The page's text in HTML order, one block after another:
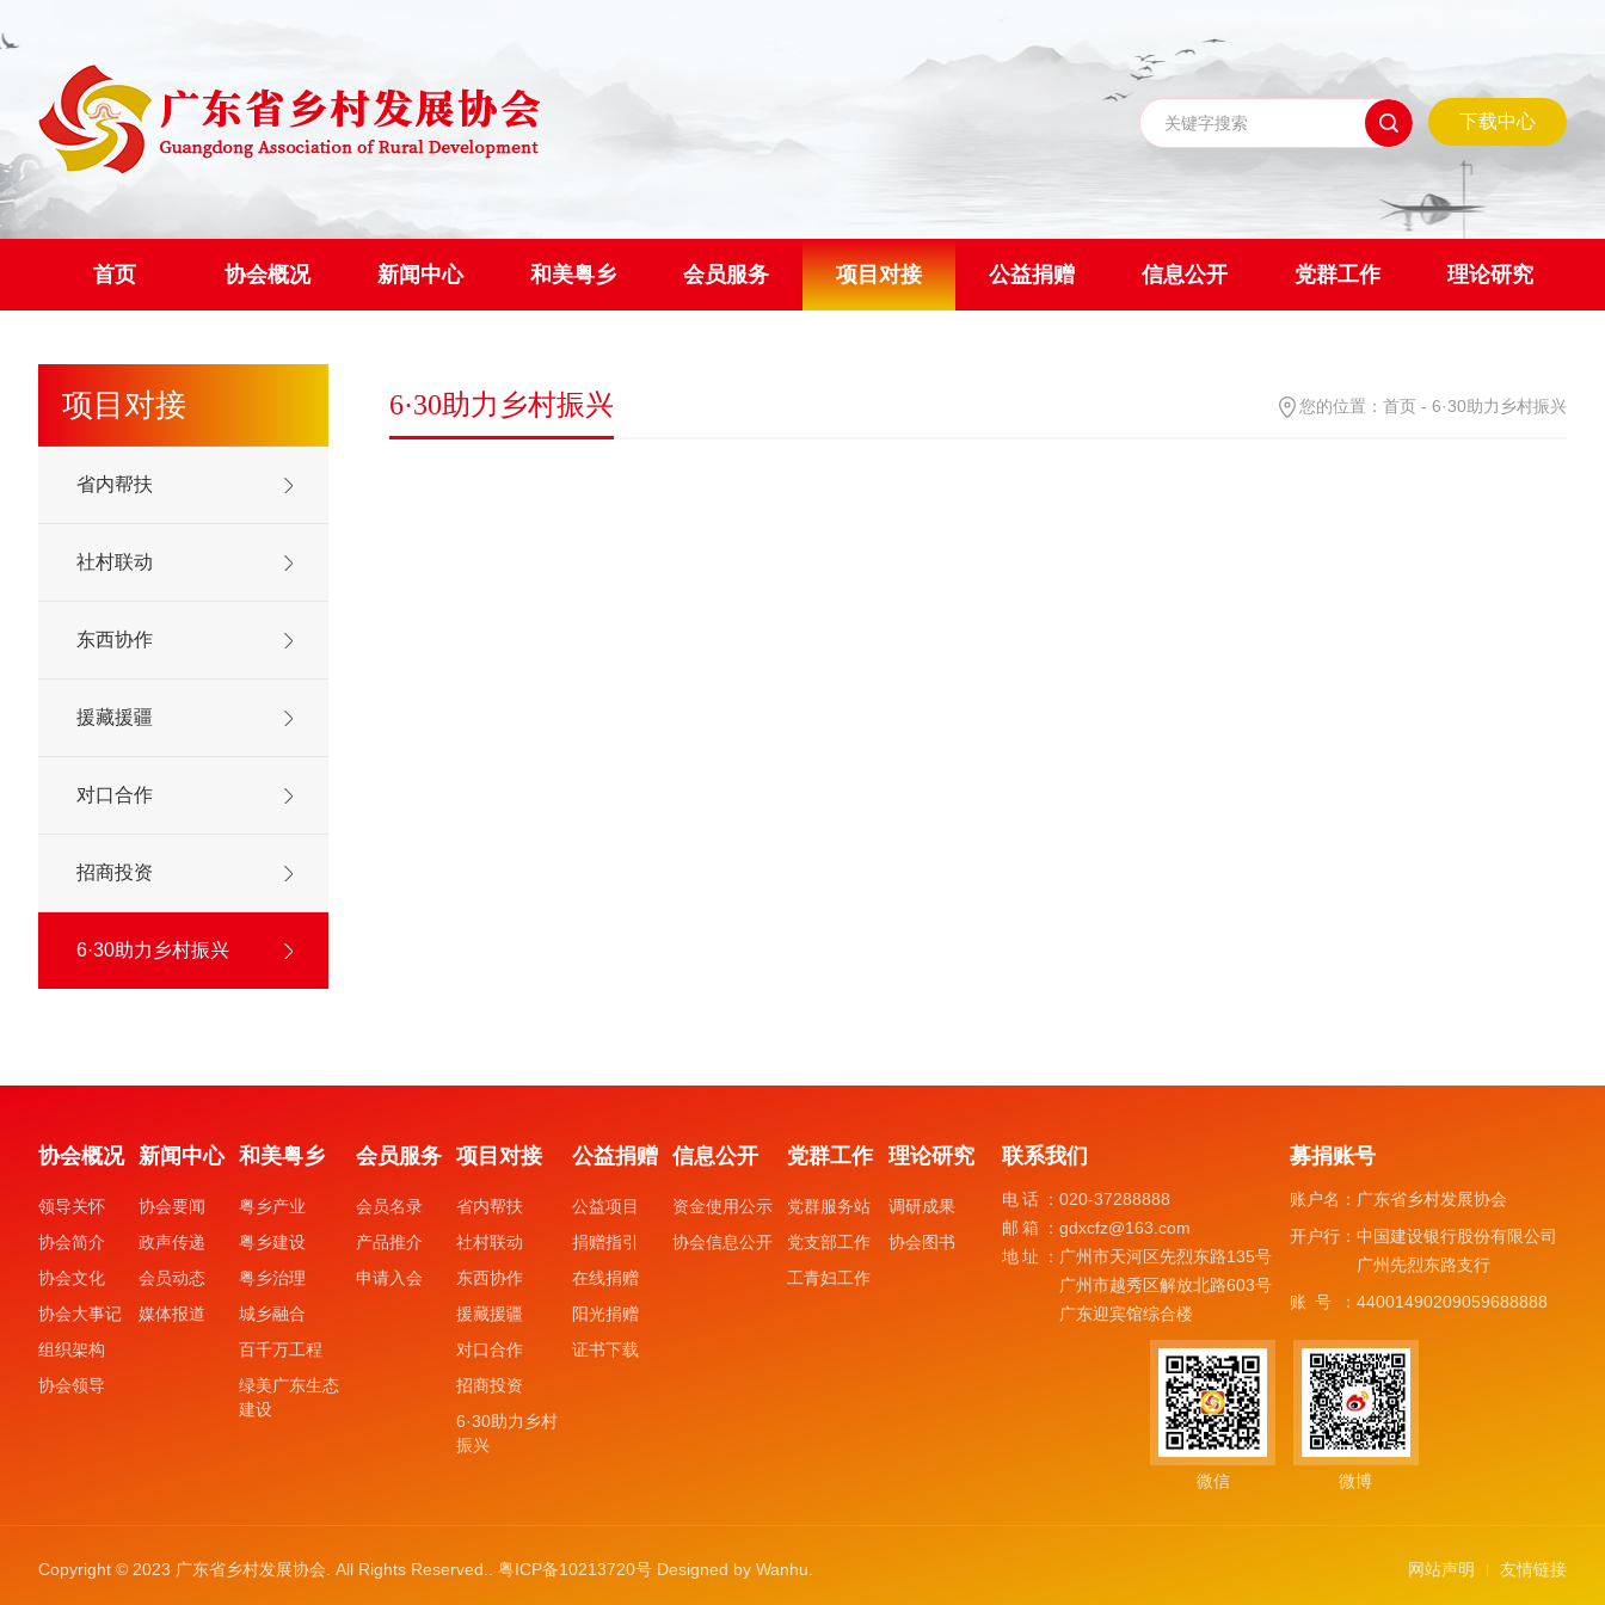
下载中心
首页 协会概况 新闻中心 和美粤乡 会员服务 项目对接 公益捐赠 信息公开 党群工作 理论研究
项目对接
省内帮扶
社村联动
东西协作
援藏援疆
对口合作
招商投资
6·30助力乡村振兴
6·30助力乡村振兴 您的位置： 首页 - 6·30助力乡村振兴
协会概况
领导关怀
协会简介
协会文化
协会大事记
组织架构
协会领导
新闻中心
协会要闻
政声传递
会员动态
媒体报道
和美粤乡
粤乡产业
粤乡建设
粤乡治理
城乡融合
百千万工程
绿美广东生态
建设
会员服务
会员名录
产品推介
申请入会
项目对接
省内帮扶
社村联动
东西协作
援藏援疆
对口合作
招商投资
6·30助力乡村
振兴
公益捐赠
公益项目
捐赠指引
在线捐赠
阳光捐赠
证书下载
信息公开
资金使用公示
协会信息公开
党群工作
党群服务站
党支部工作
工青妇工作
理论研究
调研成果
协会图书
联系我们
电话：020-37288888
邮箱：gdxcfz@163.com
地址： 广州市天河区先烈东路135号
广州市越秀区解放北路603号
广东迎宾馆综合楼
募捐账号
账户名： 广东省乡村发展协会
开户行：中国建设银行股份有限公司
广州先烈东路支行
账号：44001490209059688888
微信 微博
网站声明 友情链接
Copyright © 2023 广东省乡村发展协会. All Rights Reserved.. 粤ICP备10213720号 Designed by Wanhu